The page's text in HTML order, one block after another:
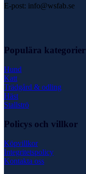
E-post: info@wsfab.se
Populära kategorier
Hund
Katt
Trädgård & odling
Häst
Stallströ
Policys och villkor
Köpvillkor
Integritetspolicy
Kontakta oss